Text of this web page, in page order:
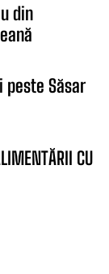
din
peste Săsar
CU